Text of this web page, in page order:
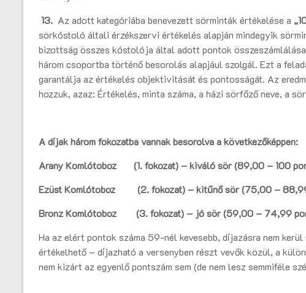
13. Az adott kategóriába benevezett sörminták értékelése a
sörkóstoló általi érzékszervi értékelés alapján mindegyik
bizottság összes kóstolója által adott pontok
három csoportba történő besorolás alapjául szolgál. Ezt a
garantálja az értékelés objektivitását és pontosságát. Az
hozzuk, azaz: Értékelés, minta száma, a házi sörfőző neve, a
A díjak három fokozatba vannak besorolva a következőképpen:
Arany Komlótoboz (1. fokozat) – kiváló sör (89,00 – 100
Ezüst Komlótoboz (2. fokozat) – kitűnő sör (75,00 –
Bronz Komlótoboz (3. fokozat) – jó sör (59,00 – 74,99
Ha az elért pontok száma 59-nél kevesebb, díjazásra nem
értékelhető – díjazható a versenyben részt vevők közül, a
nem kizárt az egyenlő pontszám sem (de nem lesz semmiféle